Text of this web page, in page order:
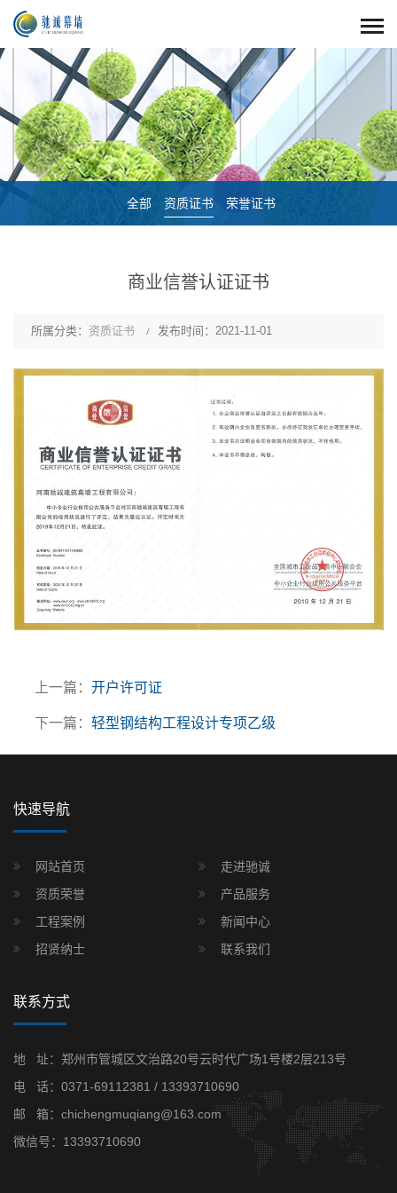
全部 资质证书 荣誉证书
商业信誉认证证书
所属分类： 资质证书 发布时间：2021-11-01
上一篇： 开户许可证
下一篇： 轻型钢结构工程设计专项乙级
快速导航
网站首页
走进驰诚
资质荣誉
产品服务
工程案例
新闻中心
招贤纳士
联系我们
联系方式
地 址：郑州市管城区文治路20号云时代广场1号楼2层213号
电 话： 0371-69112381 / 13393710690
邮 箱：chichengmuqiang@163.com
微信号：13393710690